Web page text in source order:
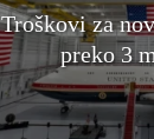
Troškovi za
preko 3